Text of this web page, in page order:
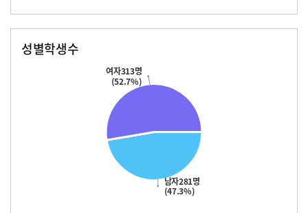
성별학생수
남자281명
(47.3%)
여자313명
(52.7%)